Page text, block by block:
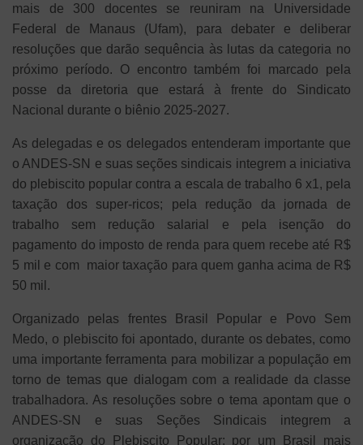
mais de 300 docentes se reuniram na Universidade
Federal de Manaus (Ufam), para debater e deliberar
resoluções que darão sequência às lutas da categoria no
próximo período. O encontro também foi marcado pela
posse da diretoria que estará à frente do Sindicato
Nacional durante o biênio 2025-2027.
As delegadas e os delegados entenderam importante que
o ANDES-SN e suas seções sindicais integrem a iniciativa
do plebiscito popular contra a escala de trabalho 6 x1, pela
taxação dos super-ricos; pela redução da jornada de
trabalho sem redução salarial e pela isenção do
pagamento do imposto de renda para quem recebe até R$
5 mil e com maior taxação para quem ganha acima de R$
50 mil.
Organizado pelas frentes Brasil Popular e Povo Sem
Medo, o plebiscito foi apontado, durante os debates, como
uma importante ferramenta para mobilizar a população em
torno de temas que dialogam com a realidade da classe
trabalhadora. As resoluções sobre o tema apontam que o
ANDES-SN e suas Seções Sindicais integrem a
organização do Plebiscito Popular: por um Brasil mais